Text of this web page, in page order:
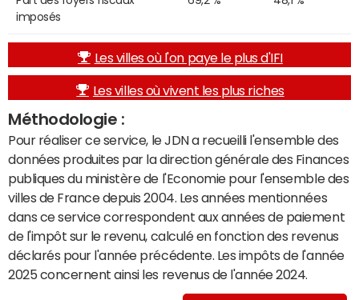
imposés
Les villes où l'on paye le plus d'IFI
Les villes où vivent les plus riches
Méthodologie :
Pour réaliser ce service, le JDN a recueilli l'ensemble des
données produites par la direction générale des Finances
publiques du ministère de l'Economie pour l'ensemble des
villes de France depuis 2004. Les années mentionnées
dans ce service correspondent aux années de paiement
de l'impôt sur le revenu, calculé en fonction des revenus
déclarés pour l'année précédente. Les impôts de l'année
2025 concernent ainsi les revenus de l'année 2024.